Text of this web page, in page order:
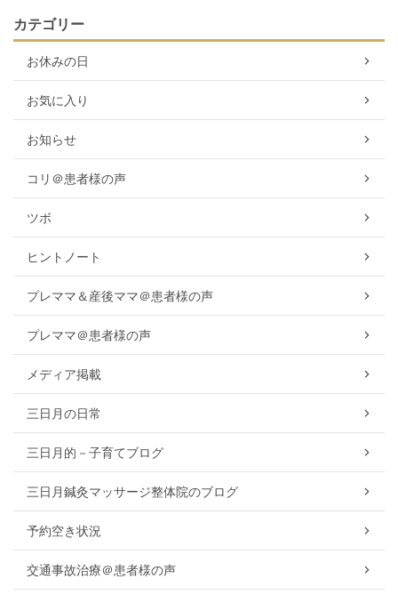
カテゴリー
お休みの日
お気に入り
お知らせ
コリ＠患者様の声
ツボ
ヒントノート
プレママ＆産後ママ＠患者様の声
プレママ＠患者様の声
メディア掲載
三日月の日常
三日月的－子育てブログ
三日月鍼灸マッサージ整体院のブログ
予約空き状況
交通事故治療＠患者様の声